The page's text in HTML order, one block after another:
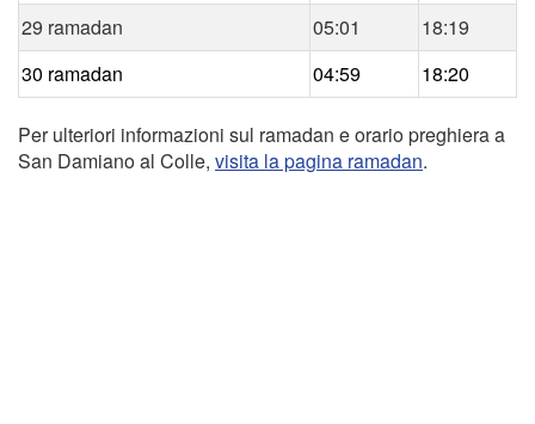
29 ramadan
05:01
18:19
30 ramadan
04:59 18:20
Per ulteriori informazioni sul ramadan e orario preghiera a
San Damiano al Colle, visita la pagina ramadan.